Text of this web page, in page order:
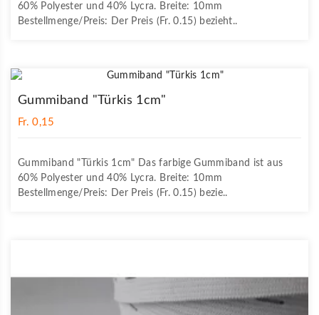
60% Polyester und 40% Lycra. Breite: 10mm
Bestellmenge/Preis: Der Preis (Fr. 0.15) bezieht..
Gummiband "Türkis 1cm"
Fr. 0,15
Gummiband "Türkis 1cm" Das farbige Gummiband ist aus
60% Polyester und 40% Lycra. Breite: 10mm
Bestellmenge/Preis: Der Preis (Fr. 0.15) bezie..